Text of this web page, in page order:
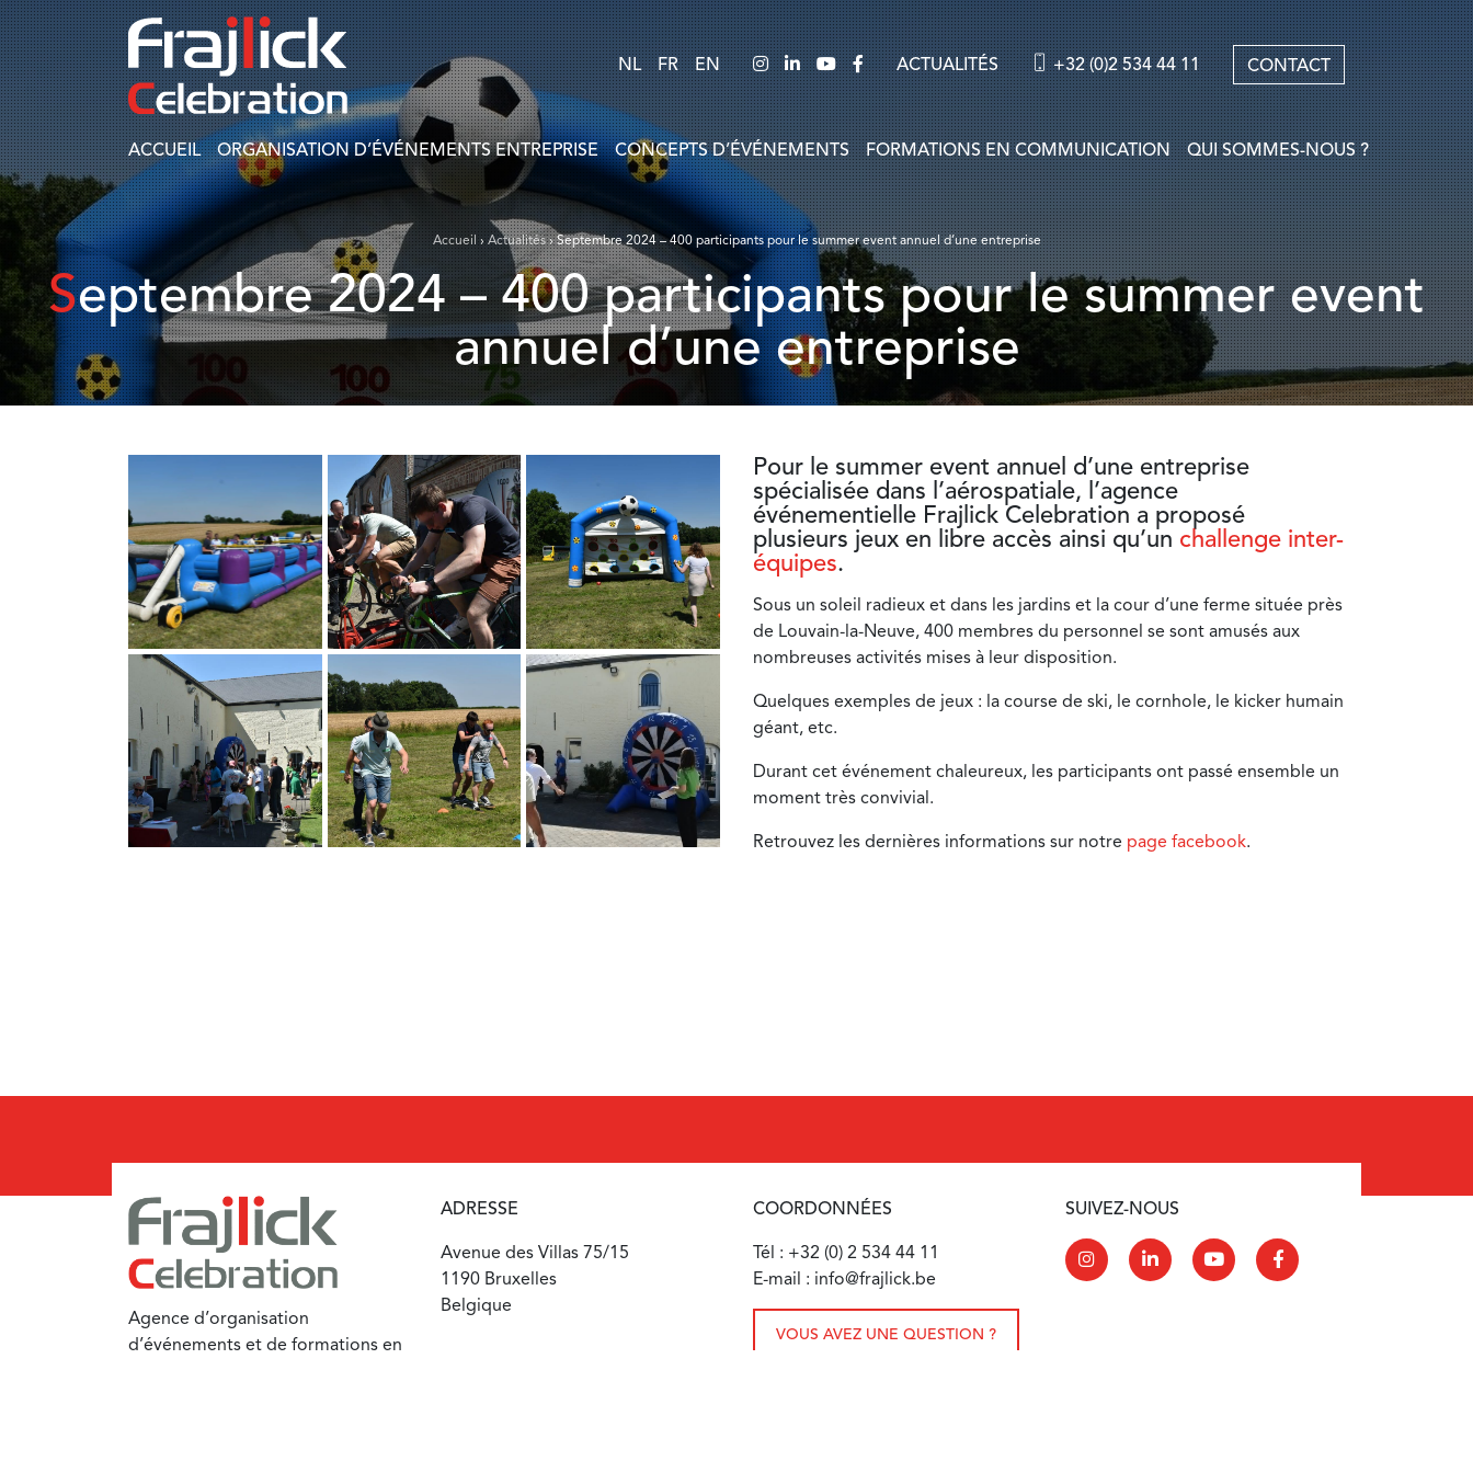
NL FR EN ACTUALITÉS +32 (0)2 534 44 11 CONTACT
ACCUEIL ORGANISATION D’ÉVÉNEMENTS ENTREPRISE CONCEPTS D’ÉVÉNEMENTS FORMATIONS EN COMMUNICATION QUI SOMMES-NOUS ?
Accueil›Actualités›Septembre 2024 – 400 participants pour le summer event annuel d’une entreprise
Septembre 2024 – 400 participants pour le summer event
annuel d’une entreprise
Pour le summer event annuel d’une entreprise
spécialisée dans l’aérospatiale, l’agence
événementielle Frajlick Celebration a proposé
plusieurs jeux en libre accès ainsi qu’un challenge inter-
équipes.
Sous un soleil radieux et dans les jardins et la cour d’une ferme située près
de Louvain-la-Neuve, 400 membres du personnel se sont amusés aux
nombreuses activités mises à leur disposition.
Quelques exemples de jeux : la course de ski, le cornhole, le kicker humain
géant, etc.
Durant cet événement chaleureux, les participants ont passé ensemble un
moment très convivial.
Retrouvez les dernières informations sur notre page facebook.
Agence d’organisation
d’événements et de formations en
ADRESSE
Avenue des Villas 75/15
1190 Bruxelles
Belgique
COORDONNÉES
Tél : +32 (0) 2 534 44 11
E-mail : info@frajlick.be
VOUS AVEZ UNE QUESTION ?
SUIVEZ-NOUS